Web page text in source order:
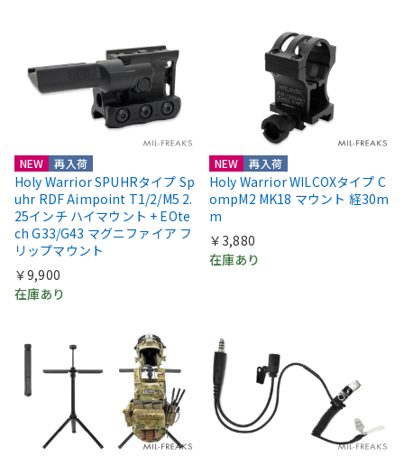
NEW 再入荷
Holy Warrior SPUHRタイプ Sp
uhr RDF Aimpoint T1/2/M5 2.
25インチ ハイマウント + EOte
ch G33/G43 マグニファイア フ
リップマウント
￥9,900
在庫あり
NEW 再入荷
Holy Warrior WILCOXタイプ C
ompM2 MK18 マウント 経30m
m
￥3,880
在庫あり